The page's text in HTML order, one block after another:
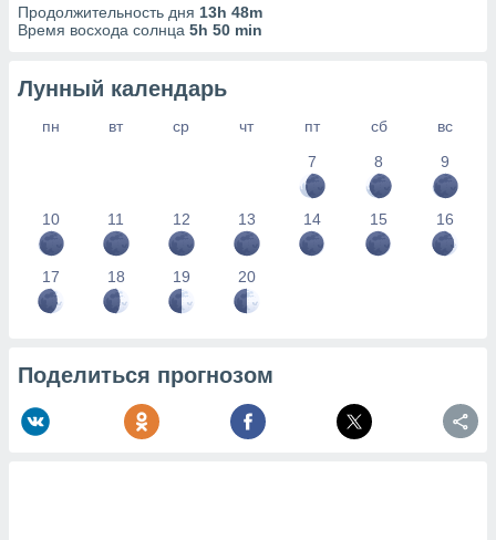
Продолжительность дня 13h 48m
Время восхода солнца 5h 50 min
Лунный календарь
пн вт ср чт пт сб
вс
7
8 9
10 11 12 13 14 15 16
17 18 19 20
Поделиться прогнозом